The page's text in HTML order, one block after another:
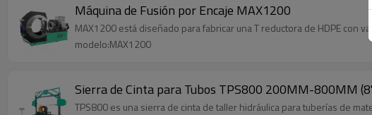
Máquina de Fusión por Encaje MAX1200
MAX1200 está diseñado para fabricar una T reductora de HDPE con
modelo:MAX1200
Sierra
TPS800 es una sierra de cinta de taller hidráulica para tuberías de